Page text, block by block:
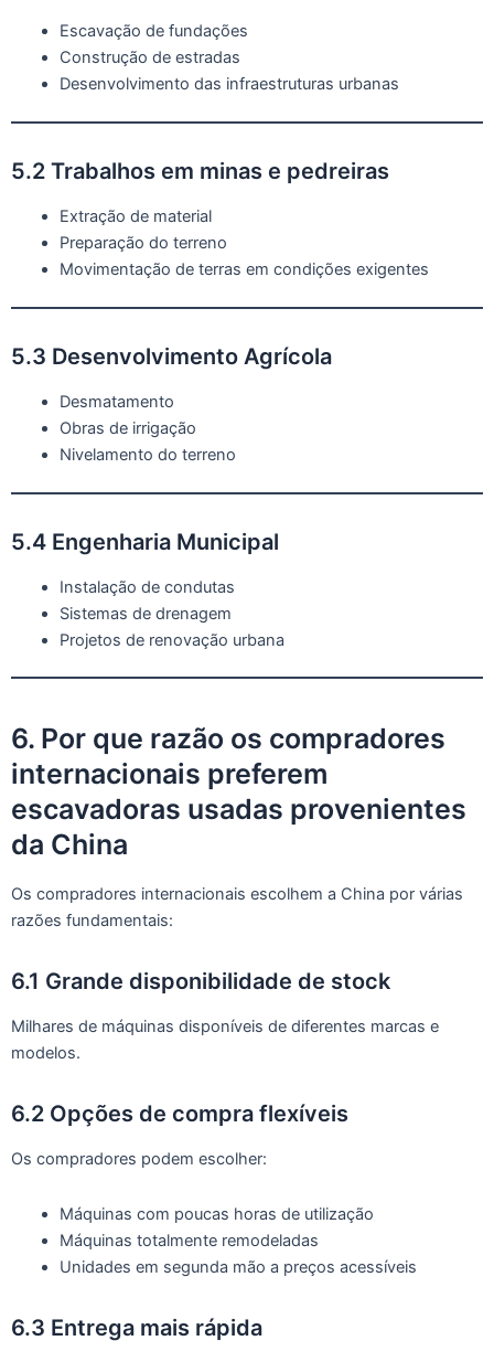
Escavação de fundações
Construção de estradas
Desenvolvimento das infraestruturas urbanas
5.2 Trabalhos em minas e pedreiras
Extração de material
Preparação do terreno
Movimentação de terras em condições exigentes
5.3 Desenvolvimento Agrícola
Desmatamento
Obras de irrigação
Nivelamento do terreno
5.4 Engenharia Municipal
Instalação de condutas
Sistemas de drenagem
Projetos de renovação urbana
6. Por que razão os compradores
internacionais preferem
escavadoras usadas provenientes
da China
Os compradores internacionais escolhem a China por várias
razões fundamentais:
6.1 Grande disponibilidade de stock
Milhares de máquinas disponíveis de diferentes marcas e
modelos.
6.2 Opções de compra flexíveis
Os compradores podem escolher:
Máquinas com poucas horas de utilização
Máquinas totalmente remodeladas
Unidades em segunda mão a preços acessíveis
6.3 Entrega mais rápida